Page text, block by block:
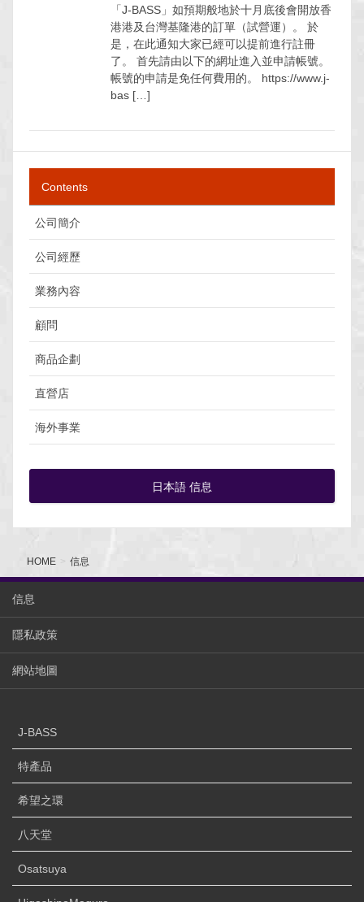
「J-BASS」如預期般地於十月底後會開放香
港港及台灣基隆港的訂單（試營運）。 於
是，在此通知大家已經可以提前進行註冊
了。 首先請由以下的網址進入並申請帳號。
帳號的申請是免任何費用的。 https://www.j-
bas […]
Contents
公司簡介
公司經歷
業務內容
顧問
商品企劃
直營店
海外事業
日本語 信息
HOME 信息
信息
隱私政策
網站地圖
J-BASS
特產品
希望之環
八天堂
Osatsuya